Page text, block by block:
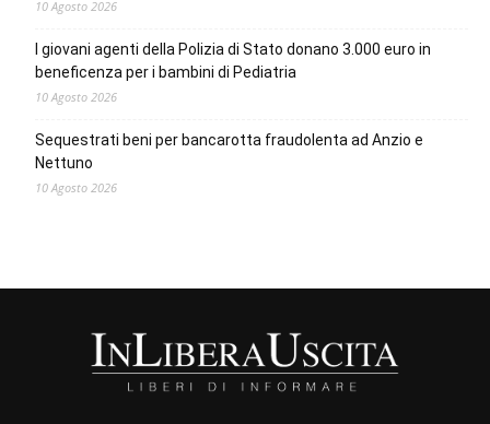
10 Agosto 2026
I giovani agenti della Polizia di Stato donano 3.000 euro in
beneficenza per i bambini di Pediatria
10 Agosto 2026
Sequestrati beni per bancarotta fraudolenta ad Anzio e
Nettuno
10 Agosto 2026